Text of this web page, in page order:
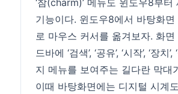
기능이다. 윈도우8에서 바탕화면
로 마우스 커서를 옮겨보자. 화면
드바에 ‘검색’, ‘공유’, ‘시작’, ‘장치
지 메뉴를 보여주는 길다란 막대
이때 바탕화면에는 디지털 시계